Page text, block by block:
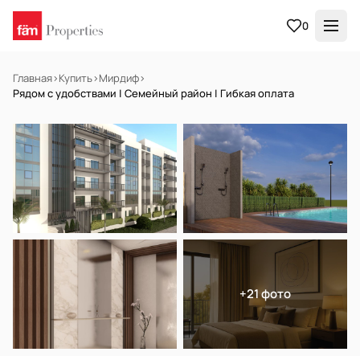
0
Главная›Купить›Мирдиф›
Рядом с удобствами | Семейный район | Гибкая оплата
НА ПРОДАЖУ Off-plan
+21 фото